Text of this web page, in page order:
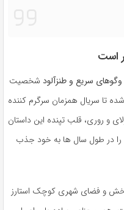
سریع و طنزآلود شخصیت
تا سریال همزمان سرگرم کننده
و روری، قلب تپنده این داستان
را در طول سال ها به خود جذب
بخش و فضای شهری کوچک استارز